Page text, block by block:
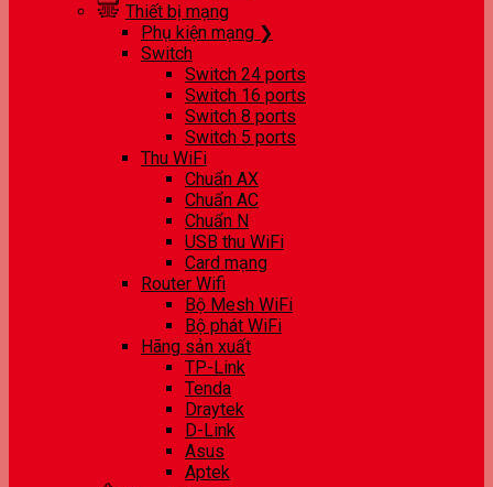
Thiết bị mạng
Phụ kiện mạng ❯
Switch
Switch 24 ports
Switch 16 ports
Switch 8 ports
Switch 5 ports
Thu WiFi
Chuẩn AX
Chuẩn AC
Chuẩn N
USB thu WiFi
Card mạng
Router Wifi
Bộ Mesh WiFi
Bộ phát WiFi
Hãng sản xuất
TP-Link
Tenda
Draytek
D-Link
Asus
Aptek